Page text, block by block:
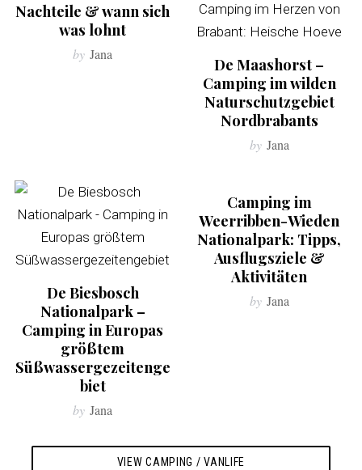
Nachteile & wann sich
was lohnt
by Jana
De Maashorst –
Camping im wilden
Naturschutzgebiet
Nordbrabants
by Jana
De Biesbosch
Nationalpark –
Camping in Europas
größtem
Süßwassergezeitenge
biet
by Jana
Camping im
Weerribben-Wieden
Nationalpark: Tipps,
Ausflugsziele &
Aktivitäten
by Jana
VIEW CAMPING / VANLIFE